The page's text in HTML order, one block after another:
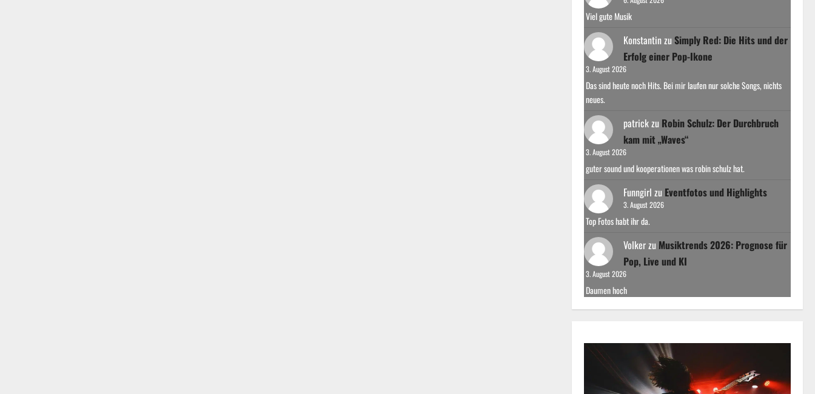
Viel gute Musik
Konstantinzu Simply Red: Die Hits und der
Erfolg einer Pop-Ikone
3. August 2026
Das sind heute noch Hits. Bei mir laufen nur solche Songs, nichts
neues.
patrickzu Robin Schulz: Der Durchbruch
kam mit „Waves“
3. August 2026
guter sound und kooperationen was robin schulz hat.
Funngirl zu Eventfotos und Highlights
3. August 2026
Top Fotos habt ihr da.
Volkerzu Musiktrends 2026: Prognose für
Pop, Live und KI
3. August 2026
Daumen hoch